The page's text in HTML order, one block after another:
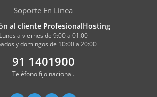
Soporte En Línea
al cliente ProfesionalHosting
Lunes a viernes de 9:00 a 01:00
y domingos de 10:00 a 20:00
91 1401900
Teléfono fijo nacional.